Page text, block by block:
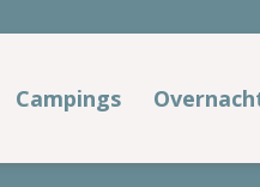
Campings
De Heldense Bossen
Noord-Brabant